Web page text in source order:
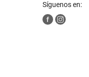
Síguenos en: